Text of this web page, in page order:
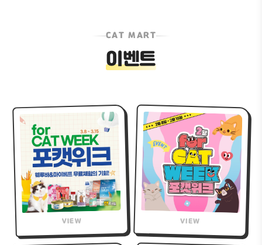
CAT MART
이벤트